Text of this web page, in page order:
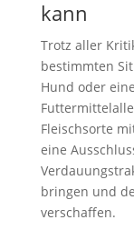
kann
Trotz aller
bestimmten
Hund oder
Fleischsorte
eine
bringen und
verschaffen.